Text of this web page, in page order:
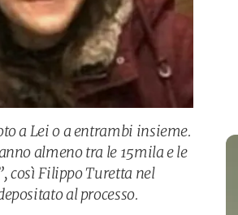
a Lei o a entrambi insieme.
almeno tra le 15mila e le
così Filippo Turetta nel
al processo.